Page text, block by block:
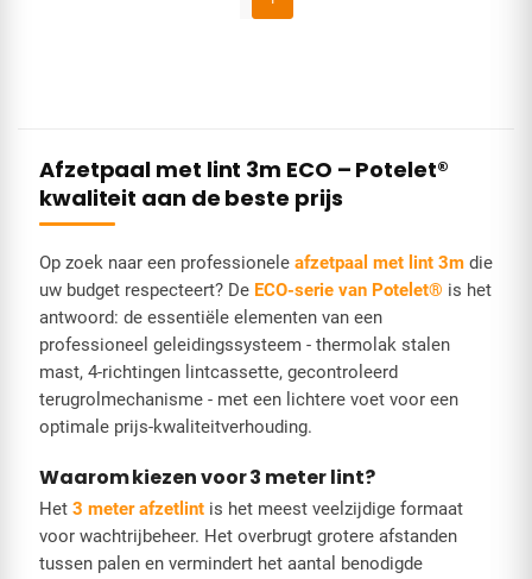
Afzetpaal met lint 3m ECO – Potelet®
kwaliteit aan de beste prijs
Op zoek naar een professionele afzetpaal met lint 3m die
uw budget respecteert? De ECO-serie van Potelet® is het
antwoord: de essentiële elementen van een
professioneel geleidingssysteem - thermolak stalen
mast, 4-richtingen lintcassette, gecontroleerd
terugrolmechanisme - met een lichtere voet voor een
optimale prijs-kwaliteitverhouding.
Waarom kiezen voor 3 meter lint?
Het 3 meter afzetlint is het meest veelzijdige formaat
voor wachtrijbeheer. Het overbrugt grotere afstanden
tussen palen en vermindert het aantal benodigde